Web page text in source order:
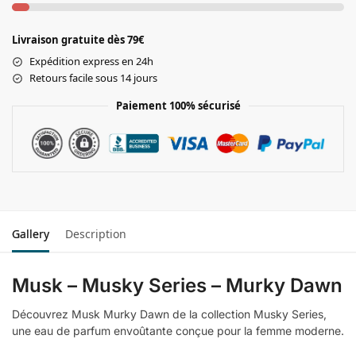
Livraison gratuite dès 79€
Expédition express en 24h
Retours facile sous 14 jours
Paiement 100% sécurisé
Gallery Description
Musk – Musky Series – Murky Dawn
Découvrez Musk Murky Dawn de la collection Musky Series,
une eau de parfum envoûtante conçue pour la femme moderne.